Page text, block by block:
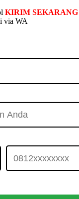
KIRIM SEKARANG
via WA